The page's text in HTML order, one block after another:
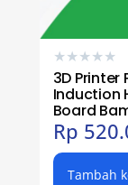
★★★★★
3D Printer
Induction
Board
Rp
Tambah